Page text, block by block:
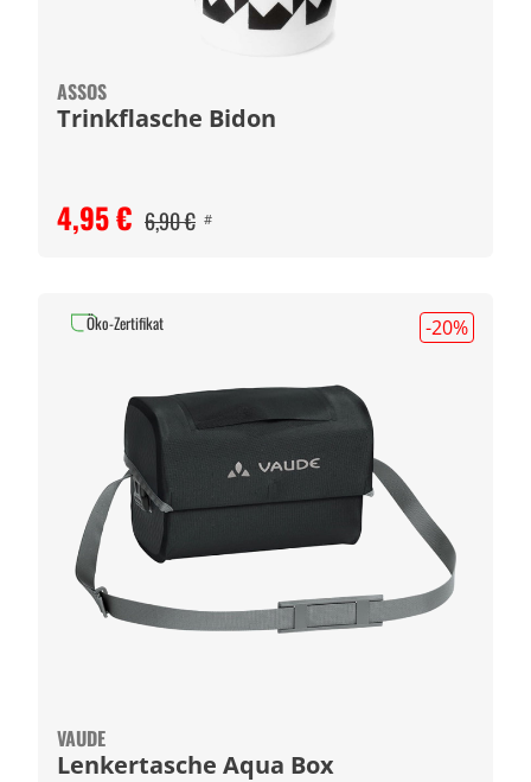
ASSOS
Trinkflasche Bidon
4,95 € 6,90 € #
-20%
VAUDE
Lenkertasche Aqua Box
Öko-Zertifikat